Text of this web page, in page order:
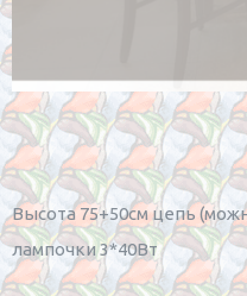
Высота 75+50см цепь
лампочки 3*40Вт